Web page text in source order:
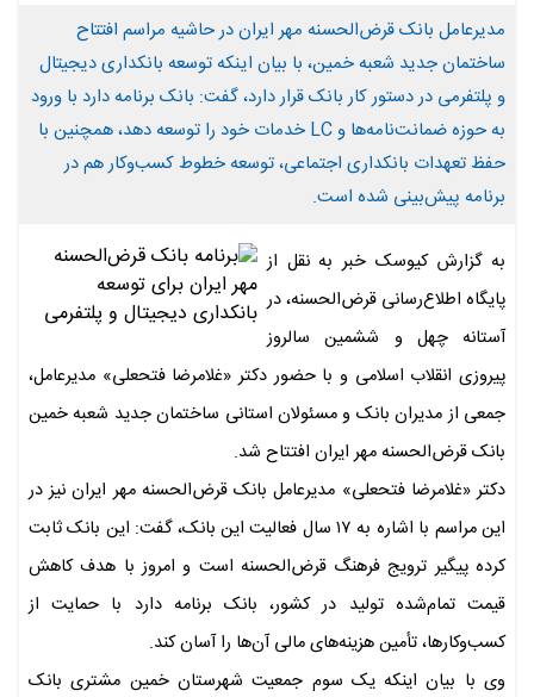
مدیرعامل بانک قرض‌الحسنه مهر ایران در حاشیه مراسم افتتاح
ساختمان جدید شعبه خمین، با بیان اینکه توسعه بانکداری دیجیتال
و پلتفرمی در دستور کار بانک قرار دارد، گفت: بانک برنامه دارد با ورود
به حوزه ضمانت‌نامه‌ها و LC خدمات خود را توسعه دهد، همچنین با
حفظ تعهدات بانکداری اجتماعی، توسعه خطوط کسب‌وکار هم در
برنامه پیش‌بینی شده است.
به گزارش کیوسک خبر به نقل از
پایگاه اطلاع‌رسانی قرض‌الحسنه، در
آستانه چهل و ششمین سالروز
پیروزی انقلاب اسلامی و با حضور دکتر «غلامرضا فتحعلی» مدیرعامل،
جمعی از مدیران بانک و مسئولان استانی ساختمان جدید شعبه خمین
بانک قرض‌الحسنه مهر ایران افتتاح شد.
دکتر «غلامرضا فتحعلی» مدیرعامل بانک قرض‌الحسنه مهر ایران نیز در
این مراسم با اشاره به ۱۷ سال فعالیت این بانک، گفت: این بانک ثابت
کرده پیگیر ترویج فرهنگ قرض‌الحسنه است و امروز با هدف کاهش
قیمت تمام‌شده تولید در کشور، بانک برنامه دارد با حمایت از
کسب‌وکارها، تأمین هزینه‌های مالی آن‌ها را آسان کند.
وی با بیان اینکه یک سوم جمعیت شهرستان خمین مشتری بانک